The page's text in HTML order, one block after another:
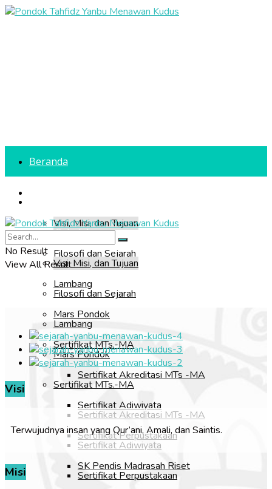
Beranda
Visi, Misi, dan Tujuan
Filosofi dan Sejarah
Lambang
Mars Pondok
Sertifikat MTs.-MA
Sertifikat Akreditasi MTs -MA
Sertifikat Adiwiyata
Sertifikat Perpustakaan
SK Pendis Madrasah Riset
Profil Sekolah
Visi, Misi, dan Tujuan
Filosofi dan Sejarah
Lambang
Mars Pondok
Sertifikat MTs.-MA
Sertifikat Akreditasi MTs -MA
Sertifikat Adiwiyata
Sertifikat Perpustakaan
No Result
View All Result
Visi
Terwujudnya insan yang Qur’ani, Amali, dan Saintis.
Misi